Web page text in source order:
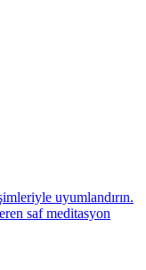
uyumlandırın.
saf meditasyon